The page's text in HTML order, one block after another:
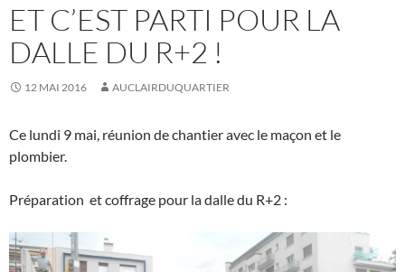
ET C’EST PARTI POUR LA
DALLE DU R+2 !
12 MAI 2016 AUCLAIRDUQUARTIER
Ce lundi 9 mai, réunion de chantier avec le maçon et le
plombier.
Préparation et coffrage pour la dalle du R+2 :